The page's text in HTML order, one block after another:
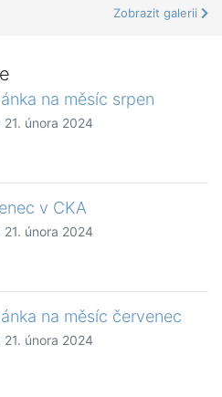
Zobrazit galerii
na měsíc srpen
21. února 2024
v CKA
21. února 2024
na měsíc červenec
21. února 2024